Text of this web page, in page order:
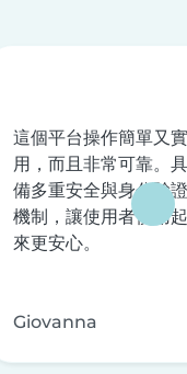
這個平台操作簡單又實
用，而且非常可靠。具
備多重安全與身分驗證
機制，讓使用者使用起
來更安心。
Giovanna